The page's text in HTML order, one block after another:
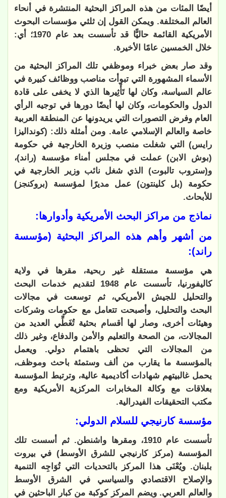
أيضًا المئات من هذه المراكز البحثية المنتشرة في أنحاء
العالم المختلفة. ويمكن القول إن ثلثي مؤسسات البحوث
الأمريكية القائمة حاليًّا قد تأسست بعد عام 1970؛ أي:
خلال الخمسين عامًا الأخيرة.
وقد صار بعض خبراء وموظفي تلك المراكز البحثية من
الأسماء المشهورة التي تبوأت مناصب ووظائف كبيرة في
عالم السياسة، وكان لها تَأْثِيرها الذي لا يخفى على قادة
الدول والحكومات، وكان لها أيضًا دورها في توجيه الرأي
العام وفرض التصورات التي يريدونها عن المنطقة العربية
خاصة والعالم الإسلامي عامة. ومن أمثلة ذلك: (كونداليزا
رايس) التي شغلت منصب وزيرة الخارجية في حكومة
(بوش الابن) عملت في مجلس أمناء مؤسسة (راند)،
و(ستروب تالبوت) الذي شغل نائب وزير الخارجية في
حكومة (بل كلينتون) عمل مديرًا لمؤسسة (بروكنجز)
للأبحاث.
نماذج من مراكز البحث الأمريكية وأدوارها:
من أشهر وأهم هذه المراكز البحثية (مؤسسة
راند):
هي مؤسسة مستقلة غير ربحية، مقرها في ولاية
كاليفورنيا، تأسست عام 1948 لتقديم خدمات البحث
والتحليل للجيش الأمريكي، ثم توسعت في مجالات
البحث والتحليل، وأصبحت تتعامل مع حكومات وشركات
وهيئات أخرى، وصار لها أقسام بحثية تُغَطِّي العديد من
المجالات، من الصحة والتعليم والأمن والدفاع، وغير ذلك
من المجالات التي تحظى باهتمام دولي. ويعمل
بالمؤسسة ما يقارب من ألف وستمئة باحث وموظف،
يحمل غالبيتهم شهادات أكاديمية عالية، وترتبط المؤسسة
بعلاقات مع وكالة المخابرات المركزية الأمريكية ومع
مكتب التحقيقات الفيدرالية.
مؤسسة كارنيجي للسلام الدولي:
تأسست عام 1910، ومقرها واشنطن. ثم أسست تلك
المؤسسة (مركز كارنيجي للشرق الأوسط) في بيروت
بلبنان. ويُعْنَى هذا المركز بالتحديات التي تُوَاجِه التنمية
والإصلاح الاقتصادي والسياسي في الشرق الأوسط
والعالم العربي. ويضم المركز كوكبة من كبار الباحثين في